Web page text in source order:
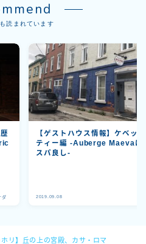
読まれています
ダ
【ゲストハウス情報】ケベッ
ティー編 -Auberge Maevaは
スパ良し-
2019.09.08
ホリ】丘の上の宮殿、カサ・ロマ